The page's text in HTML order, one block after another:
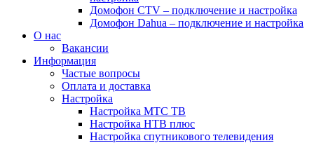
Домофон CTV – подключение и настройка
Домофон Dahua – подключение и настройка
О нас
Вакансии
Информация
Частые вопросы
Оплата и доставка
Настройка
Настройка МТС ТВ
Настройка НТВ плюс
Настройка спутникового телевидения